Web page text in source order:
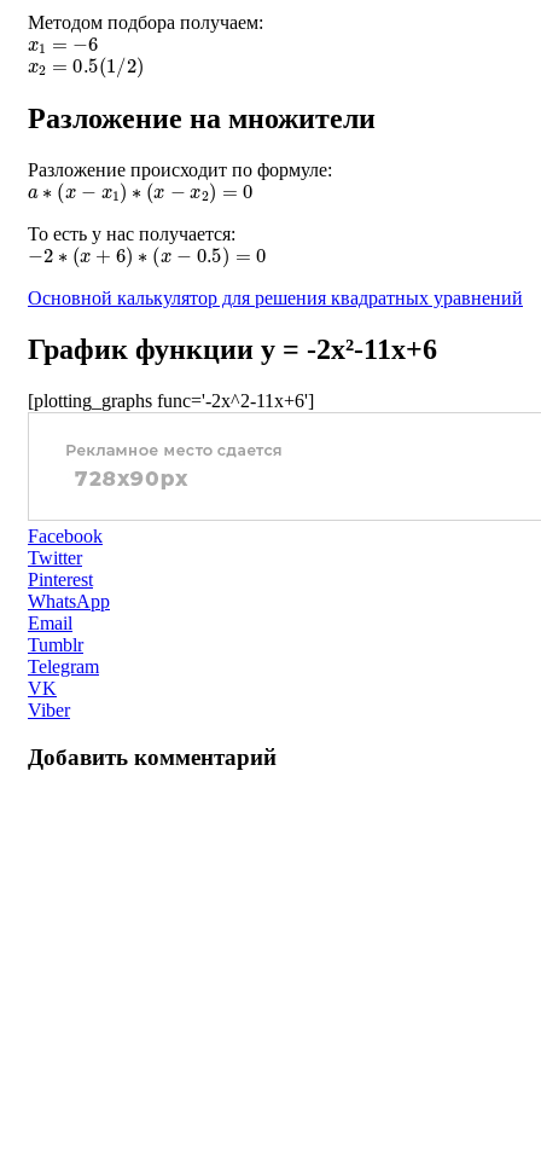
Методом подбора получаем:
x1=−6
x2 =0.5 (1/ )
Разложение на множители
Разложение происходит по формуле:
a ∗(x−x1)∗ (x−x2)=0
То есть у нас получается:
−2∗(x+6)∗(x−0.5)=0
Основной калькулятор для решения квадратных уравнений
График функции y = -2x²-11x+6
[plotting_graphs func='-2x^2-11x+6']
Facebook
Twitter
Pinterest
WhatsApp
Email
Tumblr
Telegram
VK
Viber
Добавить комментарий